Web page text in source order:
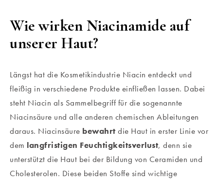
Wie wirken Niacinamide auf
unserer Haut?
Längst hat die Kosmetikindustrie Niacin entdeckt und
fleißig in verschiedene Produkte einfließen lassen. Dabei
steht Niacin als Sammelbegriff für die sogenannte
Niacinsäure und alle anderen chemischen Ableitungen
daraus. Niacinsäure bewahrt die Haut in erster Linie vor
dem langfristigen Feuchtigkeitsverlust, denn sie
unterstützt die Haut bei der Bildung von Ceramiden und
Cholesterolen. Diese beiden Stoffe sind wichtige